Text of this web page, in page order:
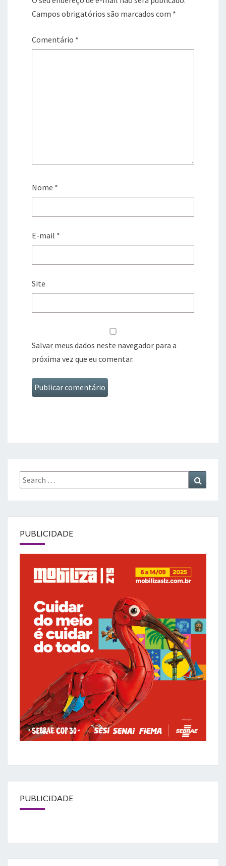
Campos obrigatórios são marcados com *
Comentário *
Nome *
E-mail *
Site
Salvar meus dados neste navegador para a
próxima vez que eu comentar.
Search
for:
PUBLICIDADE
PUBLICIDADE